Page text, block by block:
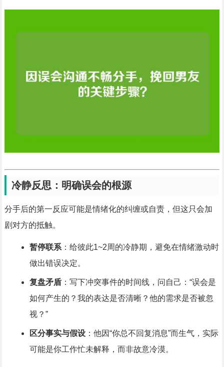
冷静反思：明确误会的根源
分手后的第一反应可能是情绪化的纠缠或自责，但这只会加
剧对方的抵触。
暂停联系：给彼此1~2周的冷静期，避免在情绪激动时
做出错误决定。
复盘矛盾：写下冲突事件的时间线，问自己：“误会是
如何产生的？我的表达是否清晰？他的需求是否被忽
视？”
区分事实与假设：他因“你总不回复消息”而生气，实际
可能是你工作忙未解释，而非故意冷漠。